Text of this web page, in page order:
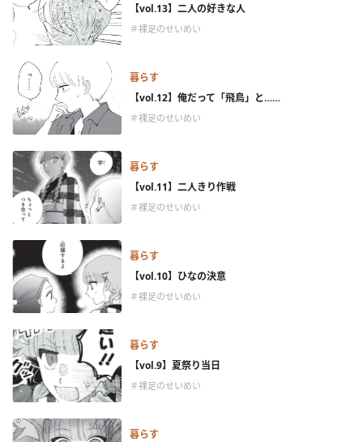
【vol.13】二人の好きな人
＃裸足のせいめい
暮らす
【vol.12】俺だって「飛鳥」と……
＃裸足のせいめい
暮らす
【vol.11】二人きり作戦
＃裸足のせいめい
暮らす
【vol.10】ひなの決意
＃裸足のせいめい
暮らす
【vol.9】夏祭り当日
＃裸足のせいめい
暮らす